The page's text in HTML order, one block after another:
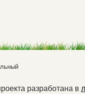
разработана в